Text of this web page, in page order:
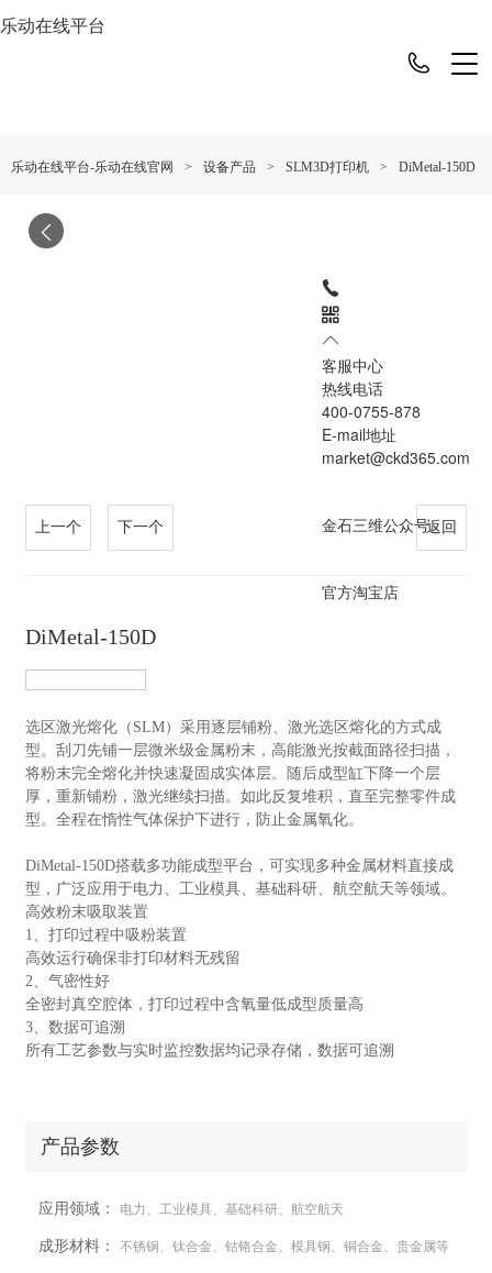
乐动在线平台
乐动在线平台-乐动在线官网 > 设备产品 > SLM3D打印机 > DiMetal-150D
上一个 下一个 返回
DiMetal-150D
选区激光熔化（SLM）采用逐层铺粉、激光选区熔化的方式成
型。刮刀先铺一层微米级金属粉末，高能激光按截面路径扫描，
将粉末完全熔化并快速凝固成实体层。随后成型缸下降一个层
厚，重新铺粉，激光继续扫描。如此反复堆积，直至完整零件成
型。全程在惰性气体保护下进行，防止金属氧化。
DiMetal-150D搭载多功能成型平台，可实现多种金属材料直接成
型，广泛应用于电力、工业模具、基础科研、航空航天等领域。
高效粉末吸取装置
1、打印过程中吸粉装置
高效运行确保非打印材料无残留
2、气密性好
全密封真空腔体，打印过程中含氧量低成型质量高
3、数据可追溯
所有工艺参数与实时监控数据均记录存储，数据可追溯
产品参数
应用领域： 电力、工业模具、基础科研、航空航天
成形材料： 不锈钢、钛合金、钴铬合金、模具钢、铜合金、贵金属等
客服中心
热线电话
400-0755-878
E-mail地址
market@ckd365.com
金石三维公众号
官方淘宝店